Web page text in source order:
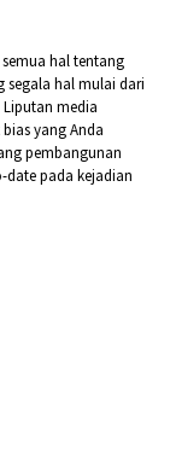
hal tentang
segala hal mulai dari
media
yang Anda
pembangunan
date pada kejadian